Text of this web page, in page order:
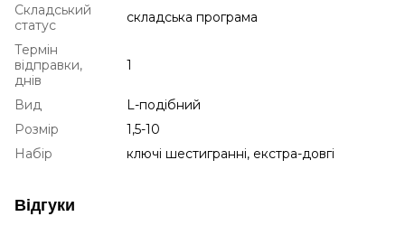
Складський
статус
складська програма
Термін
відправки,
днів
1
Вид
L-подібний
Розмір
1,5-10
Набір
ключі шестигранні, екстра-довгі
Відгуки